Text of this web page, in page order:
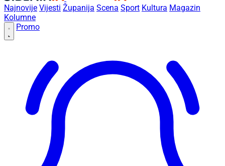
Najnovije Vijesti Županija Scena Sport Kultura Magazin
Kolumne
Promo